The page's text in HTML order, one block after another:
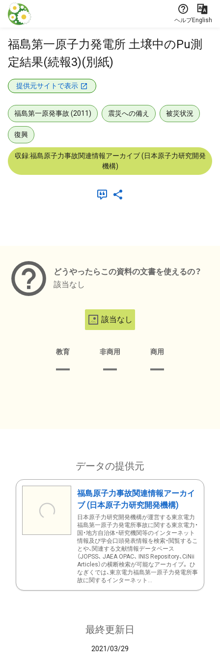
本文に飛ぶ
ヘルプEnglish
福島第一原子力発電所 土壌中のPu測
定結果(続報3)(別紙)
提供元サイトで表示
福島第一原発事故 (2011) 震災への備え 被災状況
復興
収録:福島原子力事故関連情報アーカイブ (日本原子力研究開発
機構)
どうやったらこの資料の文書を使えるの？
該当なし
該当なし
教育 非商用 商用
データの提供元
福島原子力事故関連情報アーカイ
ブ (日本原子力研究開発機構)
日本原子力研究開発機構が運営する東京電力
福島第一原子力発電所事故に関する東京電力・
国・地方自治体・研究機関等のインターネット
情報及び学会口頭発表情報を検索・閲覧するこ
とや、関連する文献情報データベース
（JOPSS、 JAEA OPAC、 INIS Repository、CiNii
Articles）の横断検索が可能なアーカイブ。 ひ
なぎくでは、東京電力福島第一原子力発電所事
故に関するインターネット...
最終更新日
2021/03/29